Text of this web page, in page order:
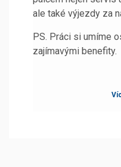
ale také výjezdy za
PS. Práci si umíme
zajímavými benefity.